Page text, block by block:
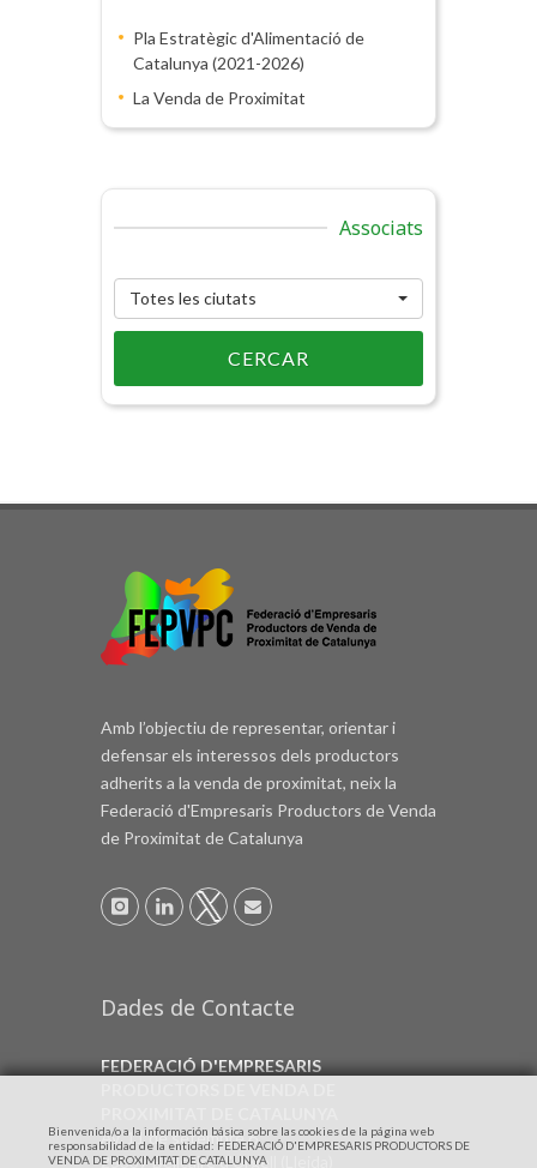
Pla Estratègic d'Alimentació de
Catalunya (2021-2026)
La Venda de Proximitat
Associats
Totes les ciutats
CERCAR
Amb l’objectiu de representar, orientar i
defensar els interessos dels productors
adherits a la venda de proximitat, neix la
Federació d'Empresaris Productors de Venda
de Proximitat de Catalunya
Dades de Contacte
FEDERACIÓ D'EMPRESARIS
Av. 11 de setembre 6
25337 Bellcaire d'Urgell (Lleida)
Bienvenida/o a la información básica sobre las cookies de la página web
responsabilidad de la entidad: FEDERACIÓ D'EMPRESARIS PRODUCTORS DE
VENDA DE PROXIMITAT DE CATALUNYA